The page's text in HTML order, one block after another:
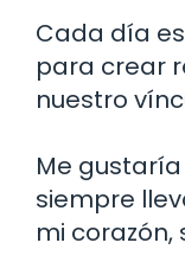
Cada día
para crear
nuestro
Me
siempre
mi